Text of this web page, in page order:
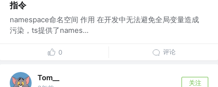
指令
namespace命名空间 作用 在开发中无法避免全局变量造成
污染，ts提供了names...
0 评论
Tom__
关注